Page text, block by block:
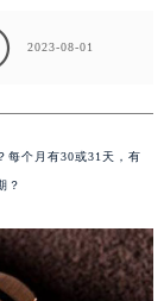
2023-08-01
每个月有30或31天，有
？